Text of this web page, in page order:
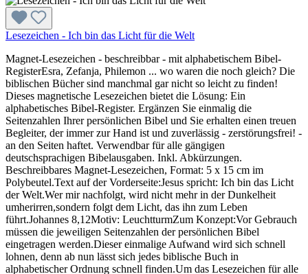
Lesezeichen - Ich bin das Licht für die Welt
Magnet-Lesezeichen - beschreibbar - mit alphabetischem Bibel-
RegisterEsra, Zefanja, Philemon ... wo waren die noch gleich? Die
biblischen Bücher sind manchmal gar nicht so leicht zu finden!
Dieses magnetische Lesezeichen bietet die Lösung: Ein
alphabetisches Bibel-Register. Ergänzen Sie einmalig die
Seitenzahlen Ihrer persönlichen Bibel und Sie erhalten einen treuen
Begleiter, der immer zur Hand ist und zuverlässig - zerstörungsfrei! -
an den Seiten haftet. Verwendbar für alle gängigen
deutschsprachigen Bibelausgaben. Inkl. Abkürzungen.
Beschreibbares Magnet-Lesezeichen, Format: 5 x 15 cm im
Polybeutel.Text auf der Vorderseite:Jesus spricht: Ich bin das Licht
der Welt.Wer mir nachfolgt, wird nicht mehr in der Dunkelheit
umherirren,sondern folgt dem Licht, das ihn zum Leben
führt.Johannes 8,12Motiv: LeuchtturmZum Konzept:Vor Gebrauch
müssen die jeweiligen Seitenzahlen der persönlichen Bibel
eingetragen werden.Dieser einmalige Aufwand wird sich schnell
lohnen, denn ab nun lässt sich jedes biblische Buch in
alphabetischer Ordnung schnell finden.Um das Lesezeichen für alle